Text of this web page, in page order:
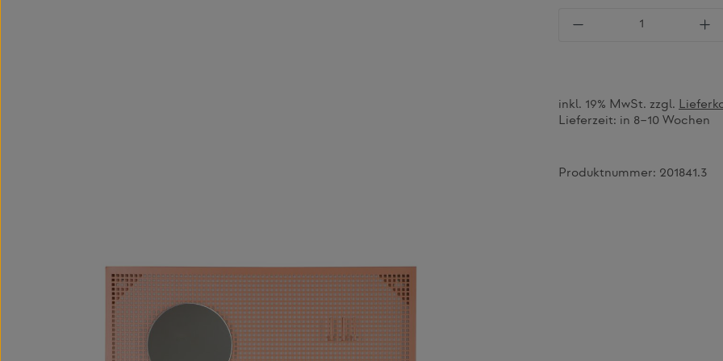
Produkt Anzahl:
inkl. 19% MwSt. zzgl.
Lieferzeit: in 8–10 Wochen
Produktnummer: 201841.3